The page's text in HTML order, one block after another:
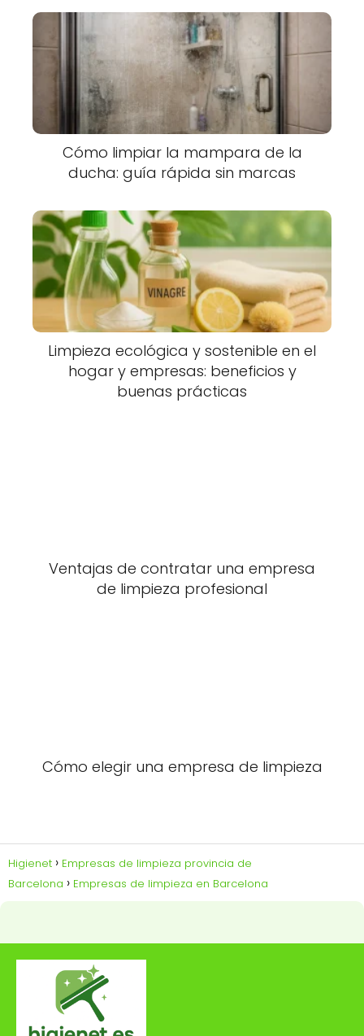
Cómo limpiar la mampara de la
ducha: guía rápida sin marcas
Limpieza ecológica y sostenible en el
hogar y empresas: beneficios y
buenas prácticas
Ventajas de contratar una empresa
de limpieza profesional
Cómo elegir una empresa de limpieza
Higienet
Empresas de limpieza provincia de
Barcelona
Empresas de limpieza en Barcelona